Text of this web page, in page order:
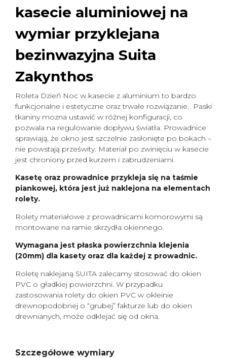
kasecie aluminiowej na
wymiar przyklejana
bezinwazyjna Suita
Zakynthos
Roleta Dzień Noc w kasecie z aluminium to bardzo
funkcjonalne i estetyczne oraz trwałe rozwiązanie. Paski
tkaniny mozna ustawić w różnej konfiguracji, co
pozwala na regulowanie dopływu światła. Prowadnice
sprawiają, że okno jest szczelnie zasłonięte po bokach –
nie powstają prześwity. Materiał po zwinięciu w kasecie
jest chroniony przed kurzem i zabrudzeniami.
Kasetę oraz prowadnice przykleja się na taśmie
piankowej, która jest już naklejona na elementach
rolety.
Rolety materiałowe z prowadnicami komorowymi są
montowane na ramie skrzydła okiennego.
Wymagana jest płaska powierzchnia klejenia
(20mm) dla kasety oraz dla każdej z prowadnic.
Roletę naklejaną SUITA zalecamy stosować do okien
PVC o gładkiej powierzchni. W przypadku
zastosowania rolety do okien PVC w okleinie
drewnopodobnej o “grubej” fakturze lub do okien
drewnianych, może odklejać się od okna.
Szczegółowe wymiary